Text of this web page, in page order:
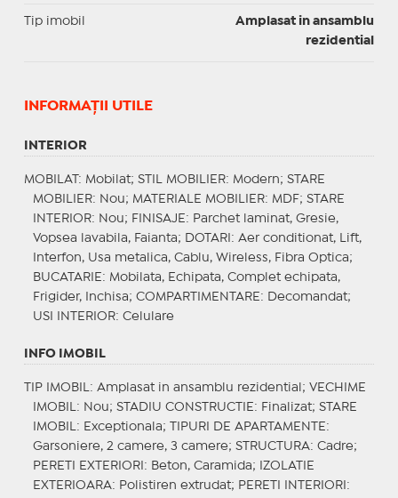
Tip imobil
Amplasat in ansamblu
rezidential
INFORMAŢII UTILE
INTERIOR
MOBILAT : Mobilat; STIL MOBILIER: Modern; STARE
MOBILIER: Nou; MATERIALE MOBILIER: MDF; STARE
INTERIOR: Nou; FINISAJE : Parchet laminat, Gresie,
Vopsea lavabila, Faianta;
DOTARI : Aer conditionat, Lift,
Interfon, Usa metalica, Cablu, Wireless, Fibra Optica;
BUCATARIE : Mobilata, Echipata, Complet echipata,
Frigider, Inchisa; COMPARTIMENTARE : Decomandat;
USI INTERIOR: Celulare
INFO IMOBIL
TIP IMOBIL : Amplasat in ansamblu rezidential; VECHIME
IMOBIL : Nou; STADIU CONSTRUCTIE : Finalizat; STARE
IMOBIL : Exceptionala; TIPURI DE APARTAMENTE :
Garsoniere, 2 camere, 3 camere; STRUCTURA: Cadre;
PERETI EXTERIORI : Beton, Caramida;
IZOLATIE
EXTERIOARA: Polistiren extrudat; PERETI INTERIORI :